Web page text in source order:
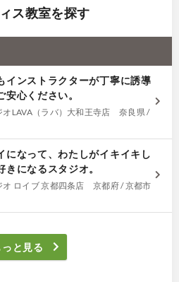
ス教室を探す
インストラクターが丁寧に誘導
安心ください。
オLAVA（ラバ）大和王寺店 奈良県 /
になって、わたしがイキイキし
きになるスタジオ。
オ ロイブ 京都四条店 京都府 / 京都市
っと見る